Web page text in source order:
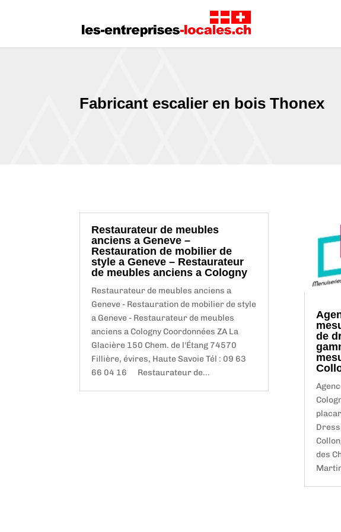
Fabricant escalier en bois Thonex
Restaurateur de meubles
anciens a Geneve –
Restauration de mobilier de
style a Geneve – Restaurateur
de meubles anciens a Cologny
Restaurateur de meubles anciens a
Geneve - Restauration de mobilier de style
a Geneve - Restaurateur de meubles
anciens a Cologny Coordonnées ZA La
Glacière 150 Chem. de l'Étang 74570
Fillière, évires, Haute Savoie Tél : 09 63
66 04 16 Restaurateur de...
de
des